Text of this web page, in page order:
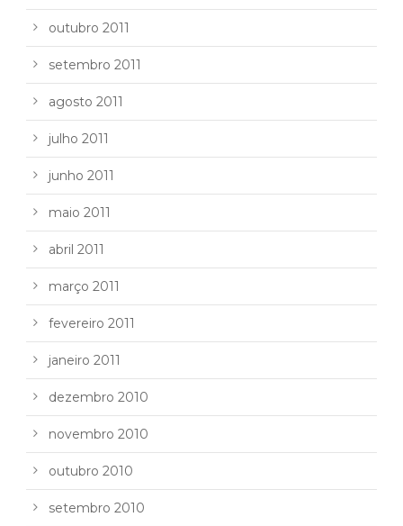
outubro 2011
setembro 2011
agosto 2011
julho 2011
junho 2011
maio 2011
abril 2011
março 2011
fevereiro 2011
janeiro 2011
dezembro 2010
novembro 2010
outubro 2010
setembro 2010